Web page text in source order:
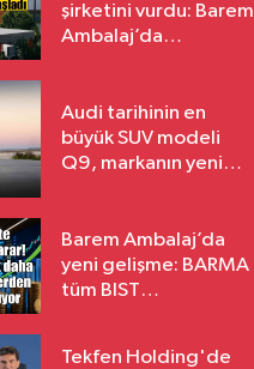
şirketini vurdu: Barem
Ambalaj’da
Audi tarihinin en
büyük SUV modeli
Q9, markanın yeni
Barem Ambalaj’da
yeni gelişme: BARMA
tüm BIST
Tekfen Holding'de